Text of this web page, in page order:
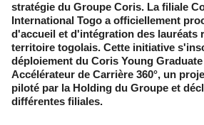
stratégie du Groupe Coris. La filiale
International Togo a officiellement
d'accueil et d'intégration des lauréats
territoire togolais. Cette initiative
déploiement du Coris Young
Accélérateur de Carrière 360°, un
piloté par la Holding du Groupe et
différentes filiales.